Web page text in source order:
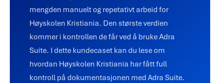
mengden manuelt og repetativt arbeid for
Høyskolen Kristiania. Den største verdien
kommer i kontrollen de får ved å bruke Adra
Suite. I dette kundecaset kan du lese om
hvordan Høyskolen Kristiania har fått full
kontroll på dokumentasjonen med Adra Suite.